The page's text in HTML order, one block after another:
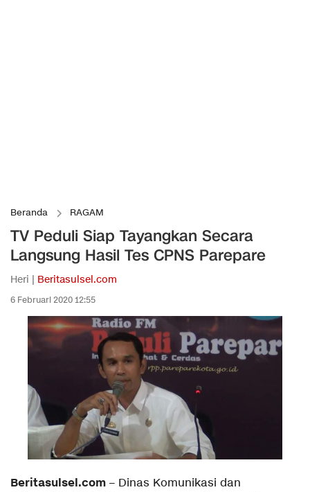
Beranda RAGAM
TV Peduli Siap Tayangkan Secara
Langsung Hasil Tes CPNS Parepare
Heri | Beritasulsel.com
6 Februari 2020 12:55
Beritasulsel.com – Dinas Komunikasi dan